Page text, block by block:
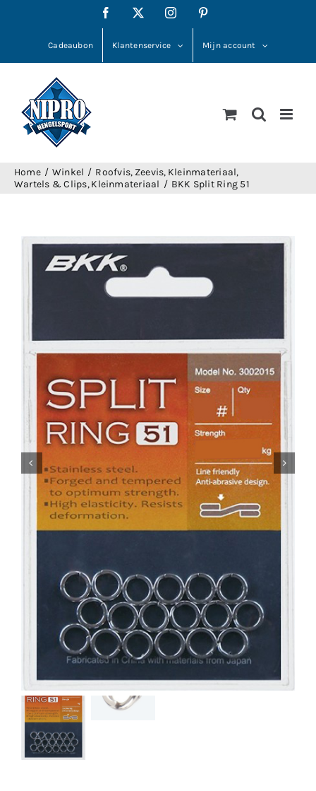
Facebook Instagram
Cadeaubon Klantenservice Mijn account
Home Winkel Roofvis Zeevis Kleinmateriaal
Wartels & Clips Kleinmateriaal BKK Split Ring 51